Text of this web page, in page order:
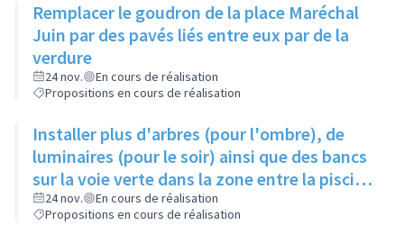
Remplacer le goudron de la place Maréchal
Juin par des pavés liés entre eux par de la
verdure
24 nov.
En cours de réalisation
Propositions en cours de réalisation
Installer plus d'arbres (pour l'ombre), de
luminaires (pour le soir) ainsi que des bancs
sur la voie verte dans la zone entre la piscine
et la rue de l'Industrie
24 nov.
En cours de réalisation
Propositions en cours de réalisation